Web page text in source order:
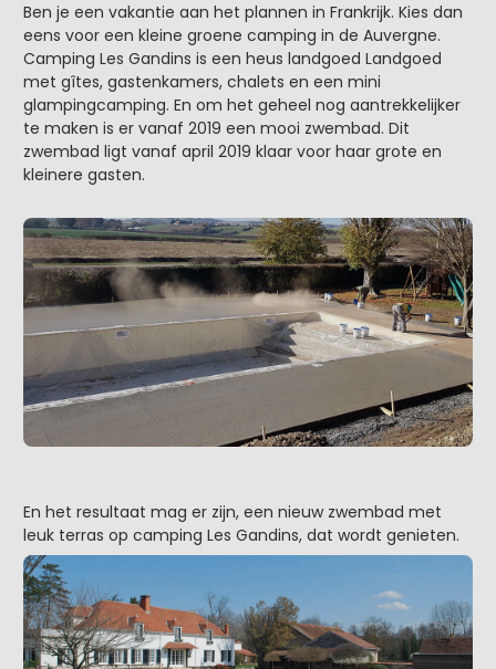
Ben je een vakantie aan het plannen in Frankrijk. Kies dan
eens voor een kleine groene camping in de Auvergne.
Camping Les Gandins is een heus landgoed Landgoed
met gîtes, gastenkamers, chalets en een mini
glampingcamping. En om het geheel nog aantrekkelijker
te maken is er vanaf 2019 een mooi zwembad. Dit
zwembad ligt vanaf april 2019 klaar voor haar grote en
kleinere gasten.
En het resultaat mag er zijn, een nieuw zwembad met
leuk terras op camping Les Gandins, dat wordt genieten.